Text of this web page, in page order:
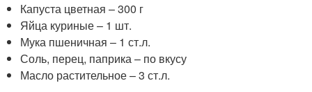
Капуста цветная – 300 г
Яйца куриные – 1 шт.
Мука пшеничная – 1 ст.л.
Соль, перец, паприка – по вкусу
Масло растительное – 3 ст.л.